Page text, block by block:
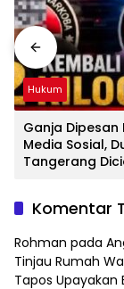
Hukum
Ganja Dipesan
Media Sosial,
Tangerang
Komentar
Rohman pada
Tinjau Rumah
Tapos Upayakan